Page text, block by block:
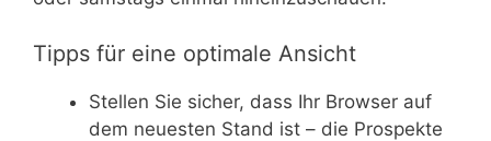
Tipps für eine optimale Ansicht
Stellen Sie sicher, dass Ihr Browser auf
dem neuesten Stand ist – die Prospekte